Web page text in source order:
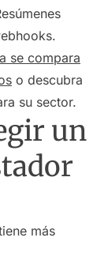
se compara
o descubra
su sector.
un
más